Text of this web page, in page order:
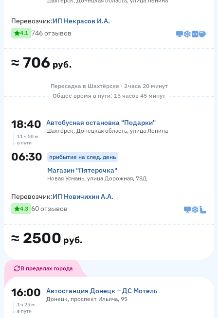
≈ 706 руб.
Перевозчик:ИП Некрасов И.А.
4.1 746 отзывов
Пересадка в Шахтёрске · 2 часа 20 минут
Общее время в пути: 15 часов 45 минут
18:40 Автобусная остановка "Подарки"
Шахтёрск, Донецкая область, улица Ленина
11 ч 50 м
в пути
06:30 прибытие на след. день
Магазин "Пятерочка"
Новая Усмань, улица Дорожная, 78Д
≈ 2500 руб.
Перевозчик:ИП Новичихин А.А.
4.3 60 отзывов
В пределах города
16:00 Автостанция Донецк – ДС Мотель
Донецк, проспект Ильича, 95
1 ч 25 м
в пути